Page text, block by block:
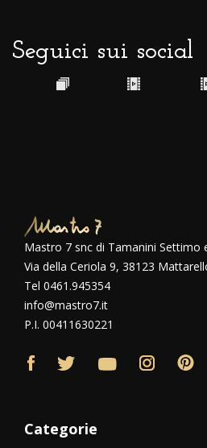
Seguici sui social
Mastro 7 snc di Tamanini Settimo
Via della Ceriola 9, 38123
Tel 0461.945354
info@mastro7.it
P.I. 00411630221
Categorie